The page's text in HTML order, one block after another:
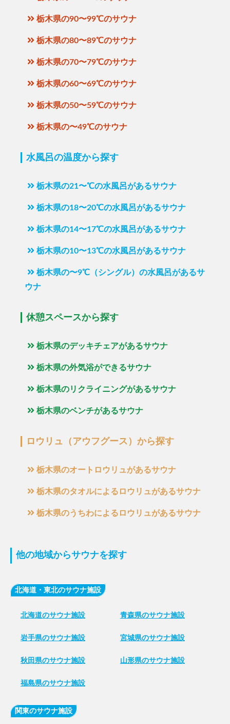
栃木県の90〜99℃のサウナ
栃木県の80〜89℃のサウナ
栃木県の70〜79℃のサウナ
栃木県の60〜69℃のサウナ
栃木県の50〜59℃のサウナ
栃木県の〜49℃のサウナ
水風呂の温度から探す
栃木県の21〜℃の水風呂があるサウナ
栃木県の18〜20℃の水風呂があるサウナ
栃木県の14〜17℃の水風呂があるサウナ
栃木県の10〜13℃の水風呂があるサウナ
栃木県の〜9℃（シングル）の水風呂があるサ
ウナ
休憩スペースから探す
栃木県のデッキチェアがあるサウナ
栃木県の外気浴ができるサウナ
栃木県のリクライニングがあるサウナ
栃木県のベンチがあるサウナ
ロウリュ（アウフグース）から探す
栃木県のオートロウリュがあるサウナ
栃木県のタオルによるロウリュがあるサウナ
栃木県のうちわによるロウリュがあるサウナ
他の地域からサウナを探す
北海道・東北のサウナ施設
北海道のサウナ施設 青森県のサウナ施設
岩手県のサウナ施設 宮城県のサウナ施設
秋田県のサウナ施設 山形県のサウナ施設
福島県のサウナ施設
関東のサウナ施設